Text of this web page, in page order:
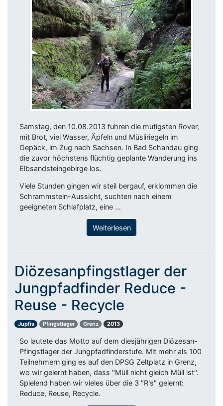
Samstag, den 10.08.2013 fuhren die mutigsten Rover,
mit Brot, viel Wasser, Äpfeln und Müsliriegeln im
Gepäck, im Zug nach Sachsen. In Bad Schandau ging
die zuvor höchstens flüchtig geplante Wanderung ins
Elbsandsteingebirge los.
Viele Stunden gingen wir steil bergauf, erklommen die
Schrammstein-Aussicht, suchten nach einem
geeigneten Schlafplatz, eine …
Weiterlesen
Diözesanpfingstlager der
Jungpfadfinder Reduce -
Reuse - Recycle
Jupfis Pfingstlager Grenz 2013
So lautete das Motto auf dem diesjährigen Diözesan-
Pfingstlager der Jungpfadfinderstufe. Mit mehr als 100
Teilnehmern ging es auf den DPSG Zeltplatz in Grenz,
wo wir gelernt haben, dass "Müll nicht gleich Müll ist".
Spielend haben wir vieles über die 3 "R's" gelernt:
Reduce, Reuse, Recycle.